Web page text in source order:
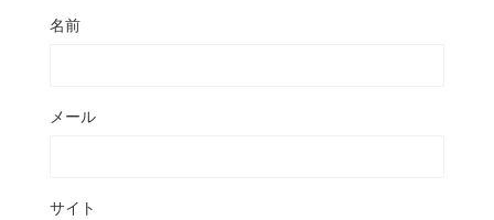
名前
メール
サイト